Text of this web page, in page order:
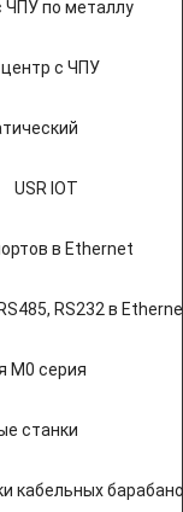
ЧПУ по металлу
с ЧПУ
USR IOT
в Ethernet
RS232 в
M0 серия
станки
кабельных